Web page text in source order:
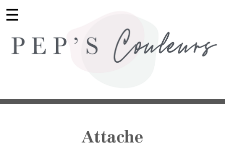
☰
Attache